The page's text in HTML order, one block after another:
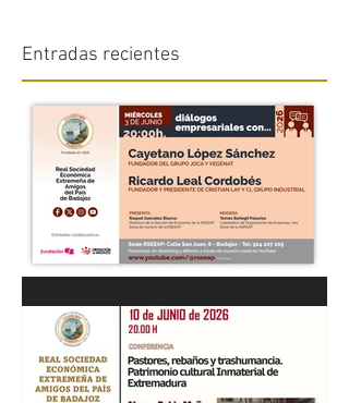
Entradas recientes
“DIÁLOGOS EMPRESARIALES
CON...” Cayetano López
Sánchez y Ricardo Leal